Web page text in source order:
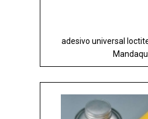
adesivo universal